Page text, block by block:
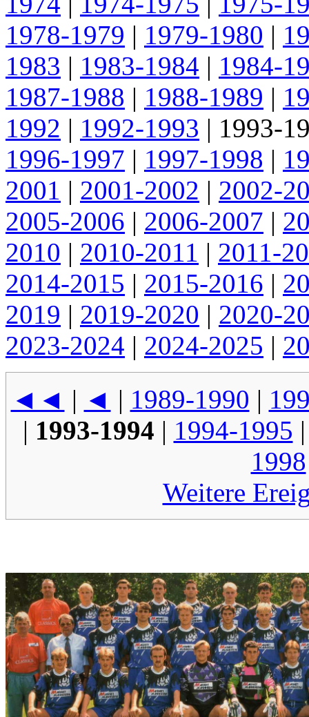
1978-1979 | 1979-1980 |
1983 | 1983-1984 | 1984-
1987-1988 | 1988-1989 |
1992 | 1992-1993 | 1993-
1996-1997 | 1997-1998 |
2001 | 2001-2002 | 2002-
2005-2006 | 2006-2007 |
2010 | 2010-2011 | 2011-
2014-2015 | 2015-2016 |
2019 | 2019-2020 | 2020-
2023-2024 | 2024-2025 |
◄◄ | ◄ | 1989-1990 |
| 1993-1994 | 1994-1995
1998
Weitere